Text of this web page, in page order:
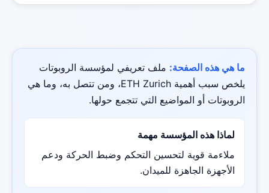
ما هي هذه الصفحة: ملف تعريفي لمؤسسة الروبوتات
يلخص سبب أهمية ETH Zurich، ومن تتصل به، وما هي
الروبوتات أو المواضيع التي تتجمع حولها.
لماذا هذه المؤسسة مهمة
ملاءمة قوية لتحسين التحكم وضبط الحركة ودعم
الأجهزة الجاهزة للميدان.